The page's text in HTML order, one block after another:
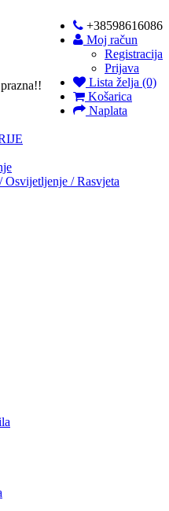
+38598616086
Moj račun
Registracija
Prijava
Lista želja (0)
Košarica
Naplata
/ Rasvjeta